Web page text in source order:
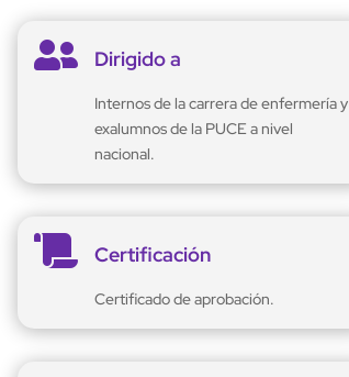
 Dirigido a
Internos de la carrera de enfermería y
exalumnos de la PUCE a nivel
nacional.
 Certificación
Certificado de aprobación.